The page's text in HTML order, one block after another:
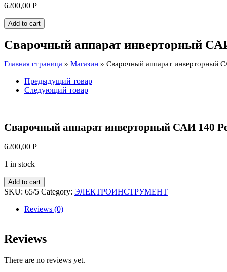
6200,00 Р
Add to cart
Сварочный аппарат инверторный
Главная страница » Магазин » Сварочный аппарат инверторный
Предыдущий товар
Следующий товар
Сварочный аппарат инверторный САИ 140
6200,00 Р
1 in stock
Add to cart
SKU: 65/5 Category: ЭЛЕКТРОИНСТРУМЕНТ
Reviews (0)
Reviews
There are no reviews yet.